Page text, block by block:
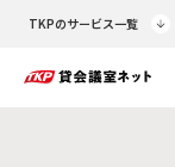
TKPのサービス一覧